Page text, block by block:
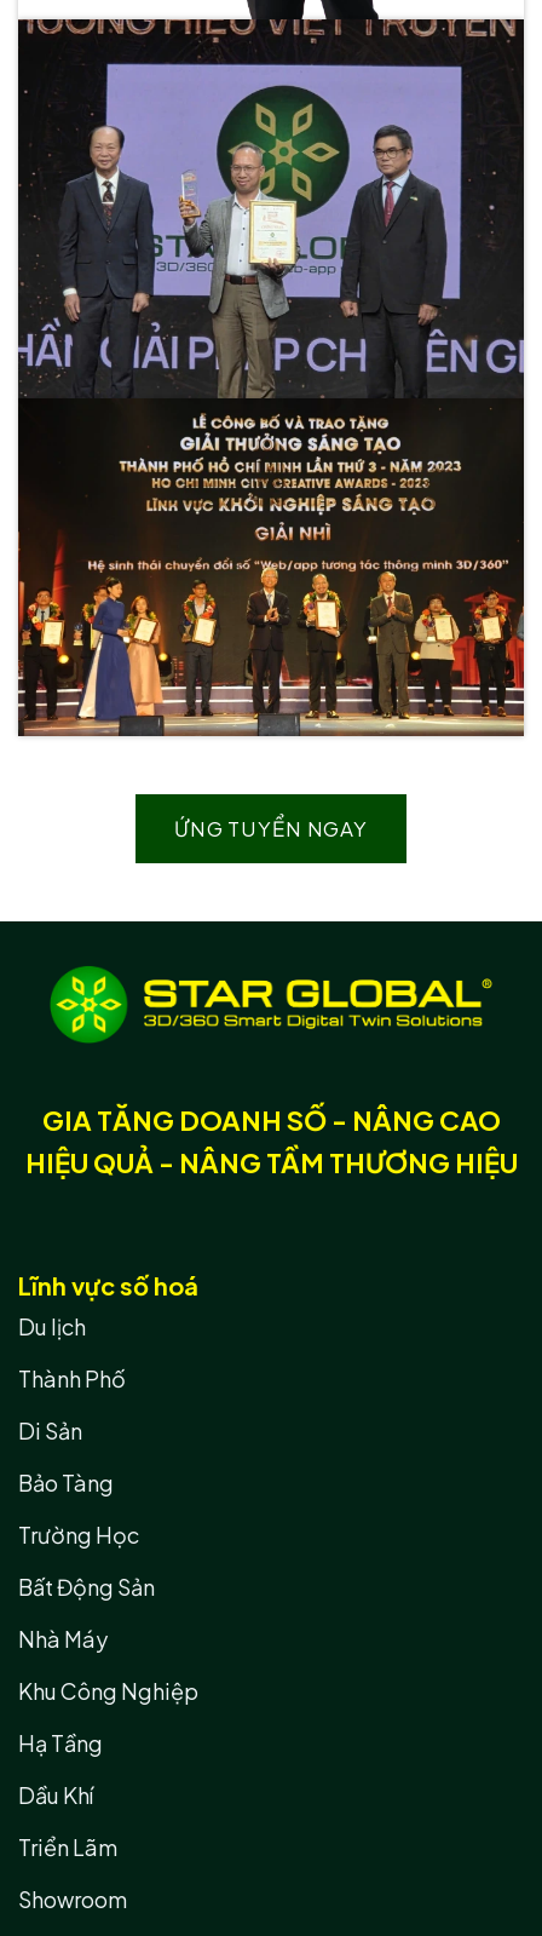
ỨNG TUYỂN NGAY
GIA TĂNG DOANH SỐ - NÂNG CAO
HIỆU QUẢ - NÂNG TẦM THƯƠNG HIỆU
Lĩnh vực số hoá
Du lịch
Thành Phố
Di Sản
Bảo Tàng
Trường Học
Bất Động Sản
Nhà Máy
Khu Công Nghiệp
Hạ Tầng
Dầu Khí
Triển Lãm
Showroom